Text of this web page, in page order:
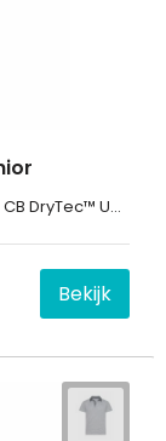
UPF 20+.
Bekijk